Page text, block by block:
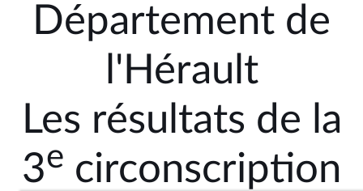
Département de
l'Hérault
Les résultats de la
3e circonscription